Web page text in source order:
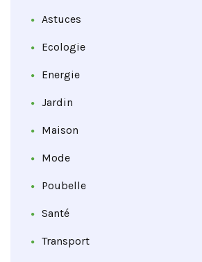
Astuces
Ecologie
Energie
Jardin
Maison
Mode
Poubelle
Santé
Transport